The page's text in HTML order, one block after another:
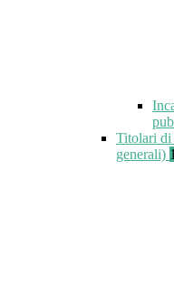
Titolari di
generali)